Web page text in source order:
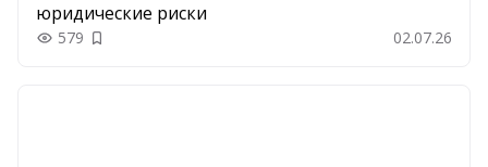
юридические риски
579 Добавить в закладки 02.07.26